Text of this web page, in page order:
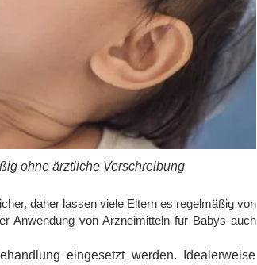
ohne ärztliche Verschreibung
daher lassen viele Eltern es regelmäßig von
Anwendung von Arzneimitteln für Babys auch
eingesetzt werden. Idealerweise